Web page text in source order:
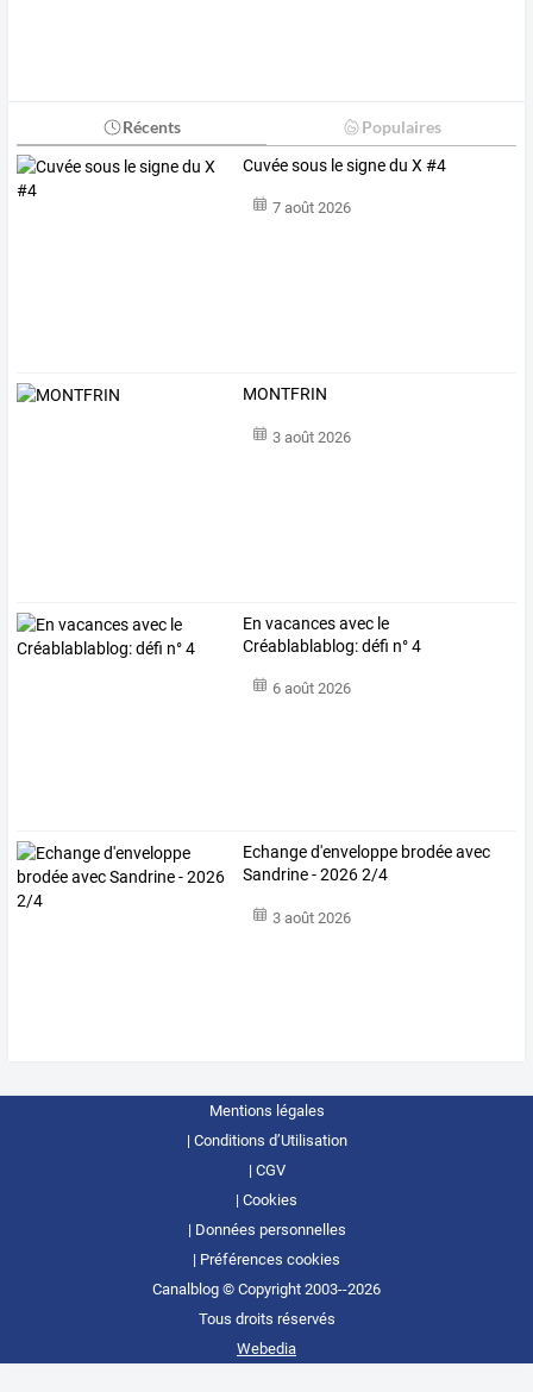
Récents Populaires
Cuvée sous le signe du X #4
7 août 2026
MONTFRIN
3 août 2026
En vacances avec le
Créablablablog: défi n° 4
6 août 2026
Echange d'enveloppe brodée avec
Sandrine - 2026 2/4
3 août 2026
Mentions légales
Conditions d’Utilisation
CGV
Cookies
Données personnelles
Préférences cookies
Canalblog © Copyright 2003--2026
Tous droits réservés
Webedia